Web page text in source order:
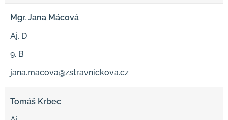
Mgr. Jana Mácová
Aj, D
9. B
jana.macova@zstravnickova.cz
Tomáš Krbec